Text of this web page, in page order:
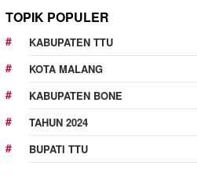
TOPIK POPULER
KABUPATEN TTU
KOTA MALANG
KABUPATEN BONE
TAHUN 2024
BUPATI TTU